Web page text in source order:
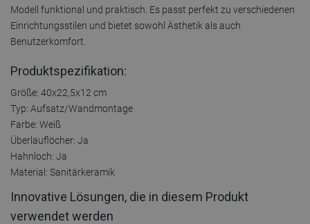
Modell funktional und praktisch. Es passt perfekt zu verschiedenen
Einrichtungsstilen und bietet sowohl Ästhetik als auch
Benutzerkomfort.
Produktspezifikation:
Größe: 40x22,5x12 cm
Typ: Aufsatz/Wandmontage
Farbe: Weiß
Überlauflöcher: Ja
Hahnloch: Ja
Material: Sanitärkeramik
Innovative Lösungen, die in diesem Produkt
verwendet werden